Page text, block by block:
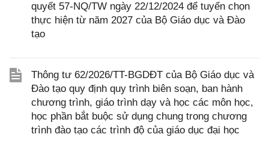
quyết 57-NQ/TW ngày 22/12/2024 để tuyển chọn
thực hiện từ năm 2027 của Bộ Giáo dục và Đào
tạo
Thông tư 62/2026/TT-BGDĐT của Bộ Giáo dục và
Đào tạo quy định quy trình biên soạn, ban hành
chương trình, giáo trình dạy và học các môn học,
học phần bắt buộc sử dụng chung trong chương
trình đào tạo các trình độ của giáo dục đại học